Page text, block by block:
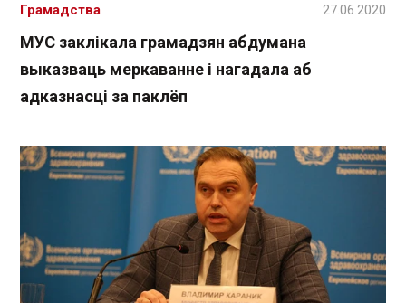
МУС заклікала грамадзян абдумана
выказваць меркаванне і нагадала аб
адказнасці за паклёп
Грамадства 27.06.2020